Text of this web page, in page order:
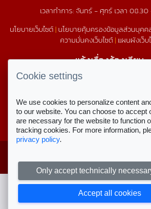
เวลาทำการ: จันทร์ - ศุกร์ เวลา 08.30
นโยบายเว็บไซต์| นโยบายคุ้มครองข้อมูลส่วนบุคค
ความมั่นคงเว็บไซต์| แผนผังเว็บ
แจ้งเรื่องร้องเรียน
1579
สถิติการใช้งานเว็บไซต์
สถิติการเข้าชม
ส่งเสริมการศึกษาเอกชน
Cookie settings
We use cookies to personalize content
to our website. You can choose to accept
are necessary for the website to function
tracking cookies. For more information,
privacy policy.
Only accept technically
Accept all cookies